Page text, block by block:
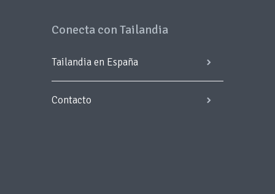
Conecta con Tailandia
Tailandia en España
Contacto